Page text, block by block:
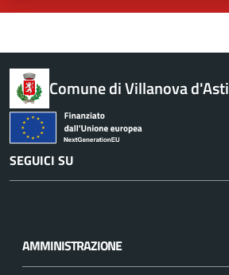
Comune di Villanova d'Asti
SEGUICI SU
u
AMMINISTRAZIONE